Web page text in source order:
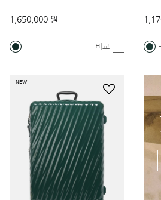
1,650,000 원
비교
NEW